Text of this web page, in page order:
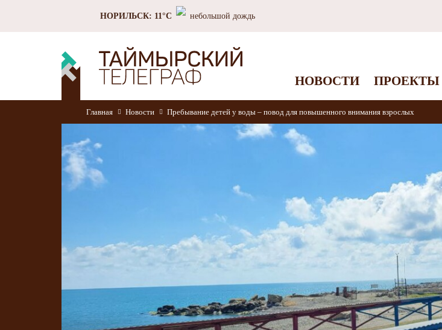
НОРИЛЬСК: 11°C небольшой дождь
НОВОСТИ ПРОЕКТЫ
Главная Новости Пребывание детей у воды – повод для повышенного внимания взрослых